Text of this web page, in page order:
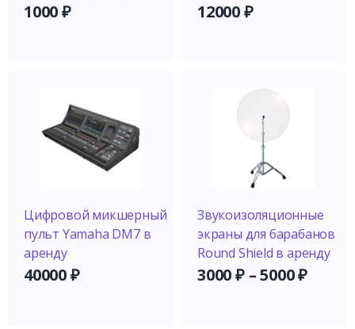
1000₽ 12000₽
Цифровой микшерный
пульт Yamaha DM7 в
аренду
40000₽
Звукоизоляционные
экраны для барабанов
Round Shield в аренду
3000₽–5000₽